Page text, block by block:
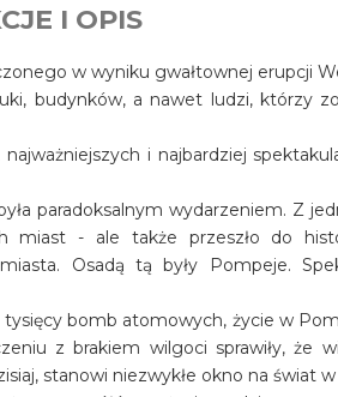
I OPIS
w wyniku gwałtownej erupcji
budynków, a nawet ludzi, którzy
i najbardziej
paradoksalnym wydarzeniem. Z
miast - ale także przeszło do
Osadą tą były Pompeje.
tysięcy bomb atomowych, życie w
z brakiem wilgoci sprawiły, że
stanowi niezwykłe okno na świat